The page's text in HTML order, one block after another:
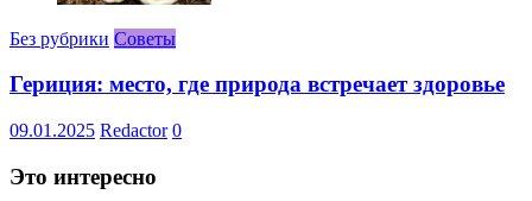
Без рубрики Советы
Гериция: место, где природа встречает здоровье
09.01.2025 Redactor 0
Это интересно